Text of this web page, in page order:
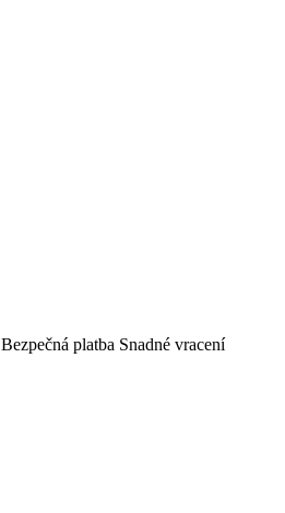
Bezpečná platba Snadné vracení